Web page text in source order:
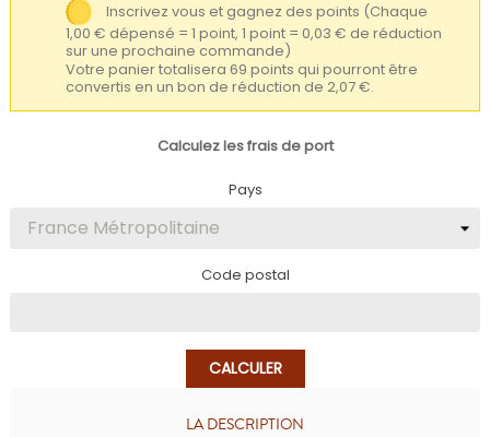
Inscrivez vous et gagnez des points (Chaque
1,00 € dépensé = 1 point, 1 point = 0,03 € de réduction
sur une prochaine commande)
Votre panier totalisera 69 points qui pourront être
convertis en un bon de réduction de 2,07 €.
Calculez les frais de port
Pays
Code postal
CALCULER
LA DESCRIPTION